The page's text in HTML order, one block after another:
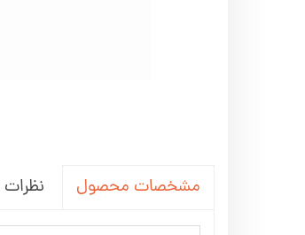
مشخصات محصول نظرات